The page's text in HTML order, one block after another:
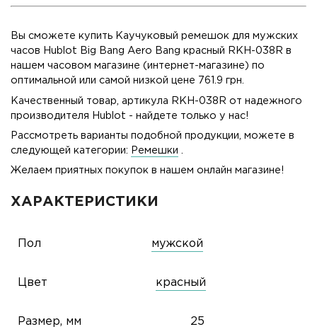
Вы сможете купить Каучуковый ремешок для мужских
часов Hublot Big Bang Aero Bang красный RKH-038R в
нашем часовом магазине (интернет-магазине) по
оптимальной или самой низкой цене 761.9 грн.
Качественный товар, артикула RKH-038R от надежного
производителя Hublot - найдете только у нас!
Рассмотреть варианты подобной продукции, можете в
следующей категории:
Ремешки
Желаем приятных покупок в нашем онлайн магазине!
ХАРАКТЕРИСТИКИ
Пол мужской
Цвет красный
Размер, мм 25